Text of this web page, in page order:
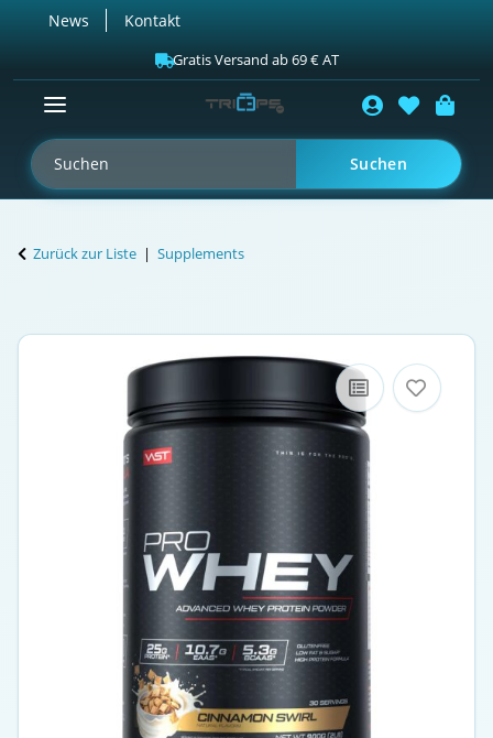
News Kontakt
Gratis Versand ab 69 € AT
Suchen
Zurück zur Liste Supplements